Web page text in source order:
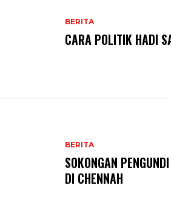
BERITA
CARA POLITIK HADI
BERITA
SOKONGAN
DI CHENNAH